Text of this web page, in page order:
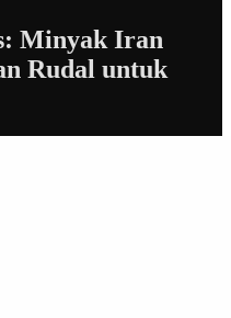
Minyak Iran
Rudal untuk